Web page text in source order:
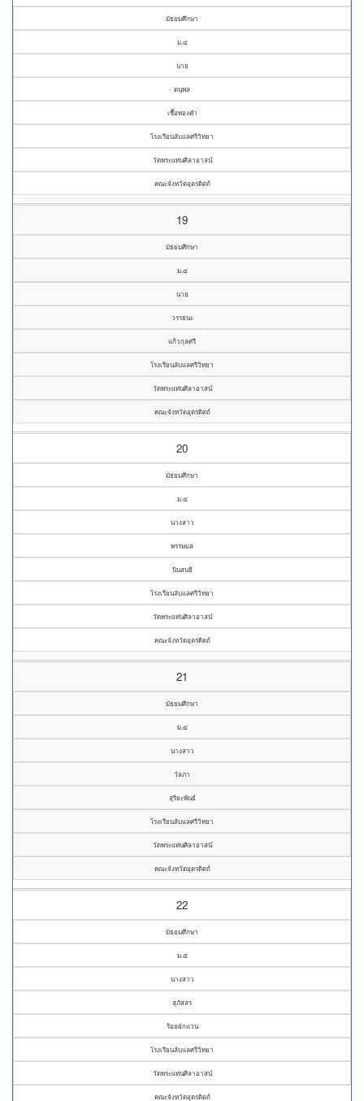
มัธยมศึกษา
ม.๔
นาย
ดนุพล
เชื้อทองคำ
โรงเรียนลับแลศรีวิทยา
วัดพระแท่นศิลาอาสน์
คณะจังหวัดอุตรดิตถ์
19
มัธยมศึกษา
ม.๔
นาย
วรรธนะ
แก้วกุลศรี
โรงเรียนลับแลศรีวิทยา
วัดพระแท่นศิลาอาสน์
คณะจังหวัดอุตรดิตถ์
20
มัธยมศึกษา
ม.๔
นางสาว
พรรษมล
นินสนธิ
โรงเรียนลับแลศรีวิทยา
วัดพระแท่นศิลาอาสน์
คณะจังหวัดอุตรดิตถ์
21
มัธยมศึกษา
ม.๔
นางสาว
วัลภา
สุริยะพันธ์
โรงเรียนลับแลศรีวิทยา
วัดพระแท่นศิลาอาสน์
คณะจังหวัดอุตรดิตถ์
22
มัธยมศึกษา
ม.๕
นางสาว
สุภัสสร
ร้อยผักแว่น
โรงเรียนลับแลศรีวิทยา
วัดพระแท่นศิลาอาสน์
คณะจังหวัดอุตรดิตถ์